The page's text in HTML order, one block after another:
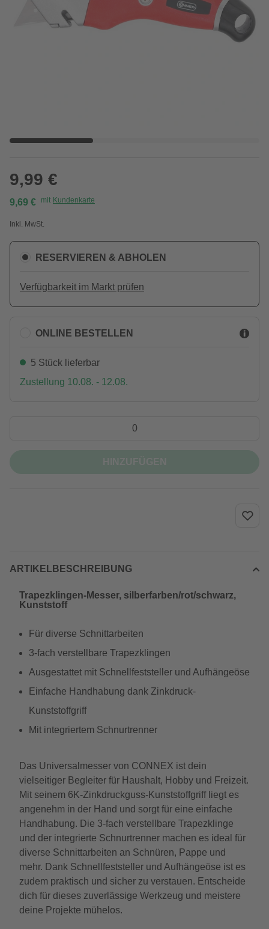
9,99 €
9,69 € mit Kundenkarte
Inkl. MwSt.
RESERVIEREN & ABHOLEN
Verfügbarkeit im Markt prüfen
ONLINE BESTELLEN
5 Stück lieferbar
Zustellung 10.08. - 12.08.
ARTIKELBESCHREIBUNG
Trapezklingen-Messer, silberfarben/rot/schwarz,
Kunststoff
Für diverse Schnittarbeiten
3-fach verstellbare Trapezklingen
Ausgestattet mit Schnellfeststeller und Aufhängeöse
Einfache Handhabung dank Zinkdruck-
Kunststoffgriff
Mit integriertem Schnurtrenner
Das Universalmesser von CONNEX ist dein
vielseitiger Begleiter für Haushalt, Hobby und Freizeit.
Mit seinem 6K-Zinkdruckguss-Kunststoffgriff liegt es
angenehm in der Hand und sorgt für eine einfache
Handhabung. Die 3-fach verstellbare Trapezklinge
und der integrierte Schnurtrenner machen es ideal für
diverse Schnittarbeiten an Schnüren, Pappe und
mehr. Dank Schnellfeststeller und Aufhängeöse ist es
zudem praktisch und sicher zu verstauen. Entscheide
dich für dieses zuverlässige Werkzeug und meistere
deine Projekte mühelos.